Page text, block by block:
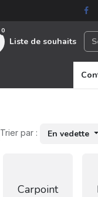
0
Liste de souhaits
Trier par : En vedette
Carpoint